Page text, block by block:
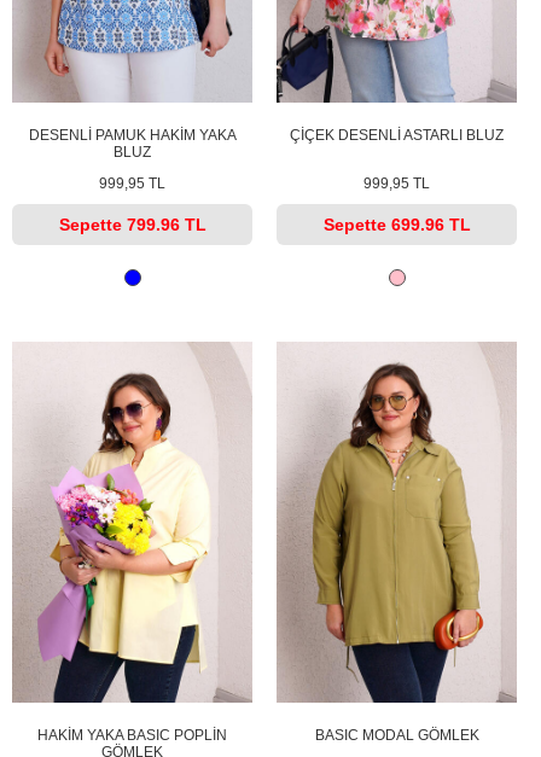
DESENLİ PAMUK HAKİM YAKA
BLUZ
999,95 TL
Sepette 799.96 TL
ÇİÇEK DESENLİ ASTARLI BLUZ
999,95 TL
Sepette 699.96 TL
HAKİM YAKA BASIC POPLİN
GÖMLEK
BASIC MODAL GÖMLEK